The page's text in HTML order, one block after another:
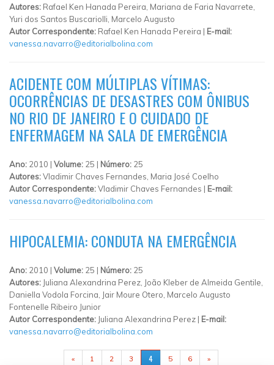
Autores: Rafael Ken Hanada Pereira, Mariana de Faria Navarrete,
Yuri dos Santos Buscariolli, Marcelo Augusto
Autor Correspondente: Rafael Ken Hanada Pereira | E-mail:
vanessa.navarro@editorialbolina.com
ACIDENTE COM MÚLTIPLAS VÍTIMAS:
OCORRÊNCIAS DE DESASTRES COM ÔNIBUS
NO RIO DE JANEIRO E O CUIDADO DE
ENFERMAGEM NA SALA DE EMERGÊNCIA
Ano: 2010 | Volume: 25 | Número: 25
Autores:Vladimir Chaves Fernandes, Maria José Coelho
Autor Correspondente:Vladimir Chaves Fernandes | E-mail:
vanessa.navarro@editorialbolina.com
HIPOCALEMIA: CONDUTA NA EMERGÊNCIA
Ano: 2010 | Volume: 25 | Número: 25
Autores: Juliana Alexandrina Perez, João Kleber de Almeida Gentile,
Daniella Vodola Forcina, Jair Moure Otero, Marcelo Augusto
Fontenelle Ribeiro Junior
Autor Correspondente: Juliana Alexandrina Perez | E-mail:
vanessa.navarro@editorialbolina.com
« 1 2 3 4 5 6 »